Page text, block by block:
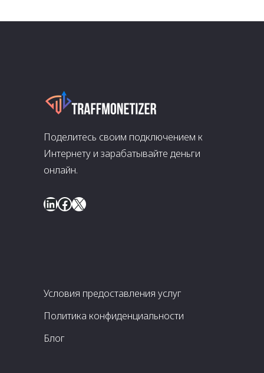
Поделитесь своим подключением к
Интернету и зарабатывайте деньги
онлайн.
LinkedIn
Facebook
X
Условия предоставления услуг
Политика конфиденциальности
Блог